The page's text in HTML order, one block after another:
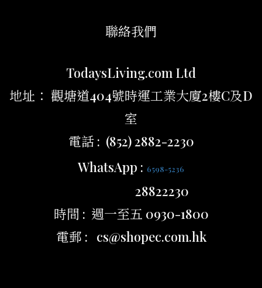
聯絡我們
TodaysLiving.com Ltd
地址： 觀塘道404號時運工業大廈2樓C及D
室
電話 : (852) 2882-2230
WhatsApp : 6598-5236
28822230
時間 : 週一至五 0930-1800
電郵 : cs@shopec.com.hk